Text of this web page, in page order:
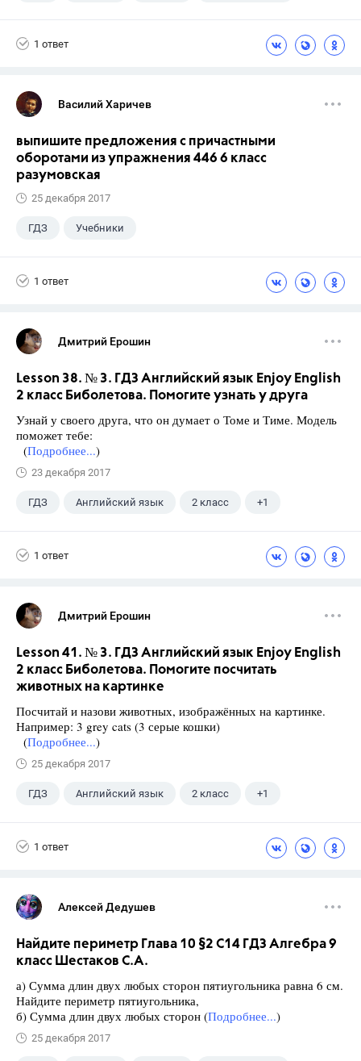
1 ответ
Василий Харичев
выпишите предложения с причастными
оборотами из упражнения 446 6 класс
разумовская
25 декабря 2017
ГДЗ Учебники
1 ответ
Дмитрий Ерошин
Lesson 38. № 3. ГДЗ Английский язык Enjoy English
2 класс Биболетова. Помогите узнать у друга
Узнай у своего друга, что он думает о Томе и Тиме. Модель
поможет тебе:
(Подробнее...)
23 декабря 2017
ГДЗ Английский язык 2 класс +1
1 ответ
Дмитрий Ерошин
Lesson 41. № 3. ГДЗ Английский язык Enjoy English
2 класс Биболетова. Помогите посчитать
животных на картинке
Посчитай и назови животных, изображённых на картинке.
Например: 3 grey cats (3 серые кошки)
(Подробнее...)
25 декабря 2017
ГДЗ Английский язык 2 класс +1
1 ответ
Алексей Дедушев
Найдите периметр Глава 10 §2 С14 ГДЗ Алгебра 9
класс Шестаков С.А.
а) Сумма длин двух любых сторон пятиугольника равна 6 см.
Найдите периметр пятиугольника,
б) Сумма длин двух любых сторон (Подробнее...)
25 декабря 2017